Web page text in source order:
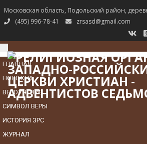
Московская область, Подольский район,
(495) 996-78-41
zrsasd@gmail.com
TOGGLE
NAVIGATION
ГЛАВНАЯ
НОВОСТИ
ВЕРОУЧЕНИЕ
СИМВОЛ ВЕРЫ
ИСТОРИЯ ЗРС
ЖУРНАЛ